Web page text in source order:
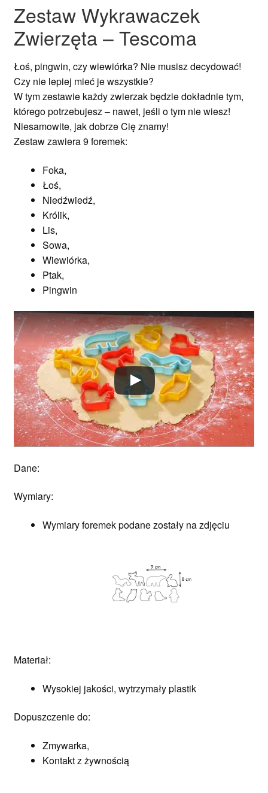
Zestaw Wykrawaczek
Zwierzęta – Tescoma
Łoś, pingwin, czy wiewiórka? Nie musisz decydować!
Czy nie lepiej mieć je wszystkie?
W tym zestawie każdy zwierzak będzie dokładnie tym,
którego potrzebujesz – nawet, jeśli o tym nie wiesz!
Niesamowite, jak dobrze Cię znamy!
Zestaw zawiera 9 foremek:
Foka,
Łoś,
Niedźwiedź,
Królik,
Lis,
Sowa,
Wiewiórka,
Ptak,
Pingwin
Dane:
Wymiary:
Wymiary foremek podane zostały na zdjęciu
Materiał:
Wysokiej jakości, wytrzymały plastik
Dopuszczenie do:
Zmywarka,
Kontakt z żywnością